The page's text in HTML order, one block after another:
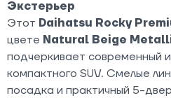
Экстерьер
Этот Daihatsu Rocky
цвете Natural Beige
подчеркивает современный
компактного SUV. Смелые
посадка и практичный 5-